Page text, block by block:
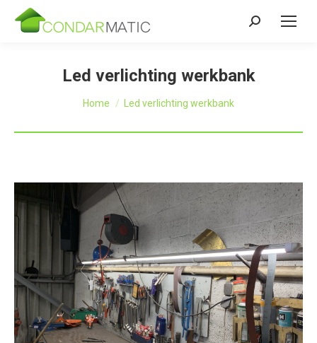
Zoeken:
Led verlichting werkbank
Je bent hier:
Home Led verlichting werkbank